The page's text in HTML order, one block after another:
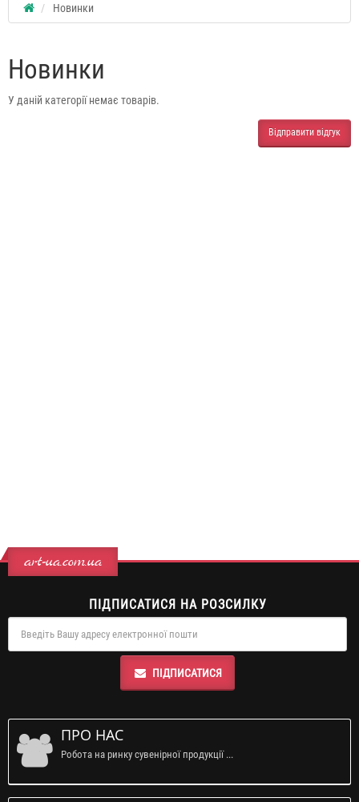
Новинки
Новинки
У даній категорії немає товарів.
Відправити відгук
art-ua.com.ua
ПІДПИСАТИСЯ НА РОЗСИЛКУ
ПІДПИСАТИСЯ
ПРО НАС
Робота на ринку сувенірної продукції ...